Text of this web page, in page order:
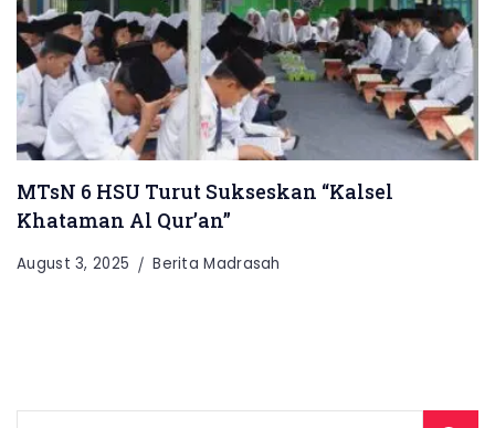
MTsN 6 HSU Turut Sukseskan “Kalsel
Khataman Al Qur’an”
August 3, 2025 Berita Madrasah